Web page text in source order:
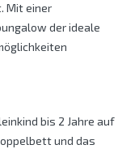
Mit einer
der ideale
bis 2 Jahre auf
und das